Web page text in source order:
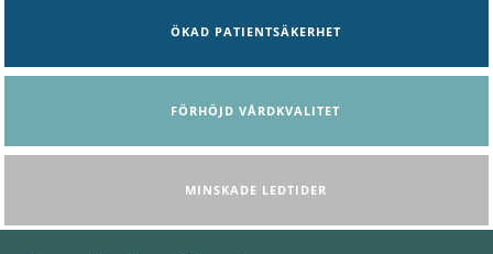
ÖKAD PATIENTSÄKERHET
FÖRHÖJD VÅRDKVALITET
MINSKADE LEDTIDER